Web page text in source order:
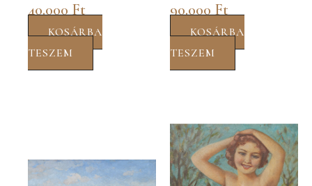
40.000 Ft
KOSÁRBA
TESZEM
90.000 Ft
KOSÁRBA
TESZEM